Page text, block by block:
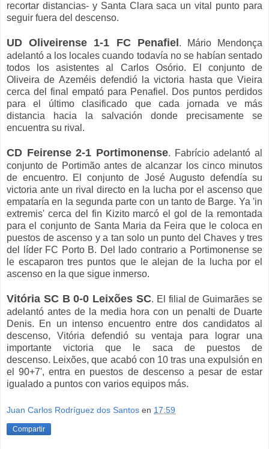
recortar distancias- y Santa Clara saca un vital punto para
seguir fuera del descenso.
UD Oliveirense 1-1 FC Penafiel . Mário Mendonça
adelantó a los locales cuando todavía no se habían sentado
todos los asistentes al Carlos Osório. El conjunto de
Oliveira de Azeméis defendió la victoria hasta que Vieira
cerca del final empató para Penafiel. Dos puntos perdidos
para el último clasificado que cada jornada ve más
distancia hacia la salvación donde precisamente se
encuentra su rival.
CD Feirense 2-1 Portimonense. Fabrício adelantó al
conjunto de Portimão antes de alcanzar los cinco minutos
de encuentro. El conjunto de José Augusto defendía su
victoria ante un rival directo en la lucha por el ascenso que
empataría en la segunda parte con un tanto de Barge. Ya 'in
extremis' cerca del fin Kizito marcó el gol de la remontada
para el conjunto de Santa Maria da Feira que le coloca en
puestos de ascenso y a tan solo un punto del Chaves y tres
del líder FC Porto B. Del lado contrario a Portimonense se
le escaparon tres puntos que le alejan de la lucha por el
ascenso en la que sigue inmerso.
Vitória SC B 0-0 Leixões SC. El filial de Guimarães se
adelantó antes de la media hora con un penalti de Duarte
Denis. En un intenso encuentro entre dos candidatos al
descenso, Vitória defendió su ventaja para lograr una
importante victoria que le saca de puestos de
descenso. Leixões, que acabó con 10 tras una expulsión en
el 90+7', entra en puestos de descenso a pesar de estar
igualado a puntos con varios equipos más.
Juan Carlos Rodríguez dos Santos en 17:59
Compartir